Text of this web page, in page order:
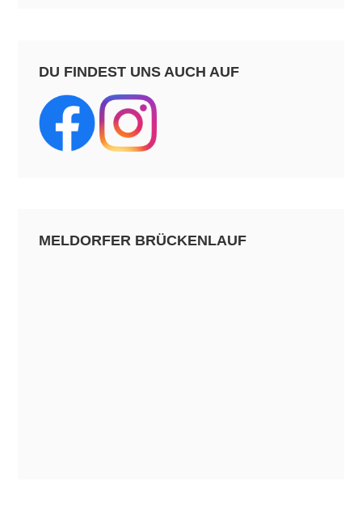
DU FINDEST UNS AUCH AUF
MELDORFER BRÜCKENLAUF